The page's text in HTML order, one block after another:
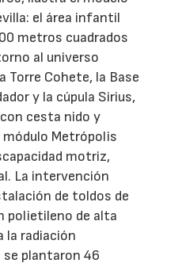
el área infantil
metros cuadrados
al universo
Torre Cohete, la Base
y la cúpula Sirius,
cesta nido y
Metrópolis
motriz,
La intervención
de toldos de
polietileno de alta
la radiación
plantaron 46